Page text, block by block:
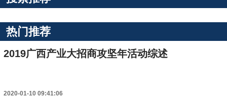
热门推荐
2019广西产业大招商攻坚年活动综述
2020-01-10 09:41:06